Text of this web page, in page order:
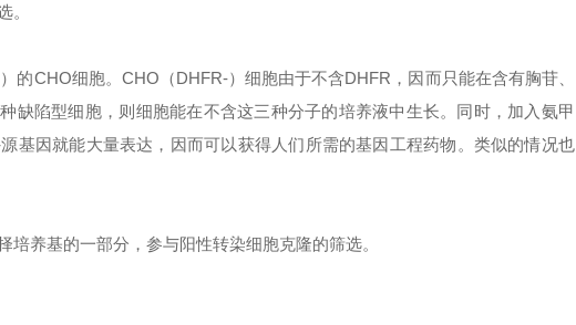
。
的CHO细胞。CHO（DHFR-）细胞由于不含DHFR，因而只能在含有胸苷、
缺陷型细胞，则细胞能在不含这三种分子的培养液中生长。同时，加入氨甲
基因就能大量表达，因而可以获得人们所需的基因工程药物。类似的情况也
培养基的一部分，参与阳性转染细胞克隆的筛选。